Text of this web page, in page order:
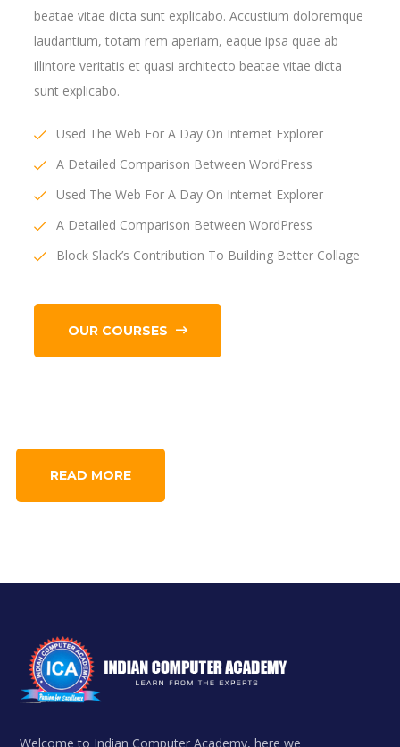
beatae vitae dicta sunt explicabo. Accustium doloremque
laudantium, totam rem aperiam, eaque ipsa quae ab
illintore veritatis et quasi architecto beatae vitae dicta
sunt explicabo.
Used The Web For A Day On Internet Explorer
A Detailed Comparison Between WordPress
Used The Web For A Day On Internet Explorer
A Detailed Comparison Between WordPress
Block Slack’s Contribution To Building Better Collage
OUR COURSES
READ MORE
Welcome to Indian Computer Academy, here we